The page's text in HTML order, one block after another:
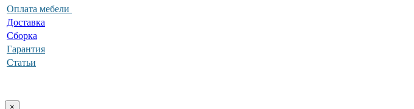
Оплата мебели
Доставка
Сборка
Гарантия
Статьи
×